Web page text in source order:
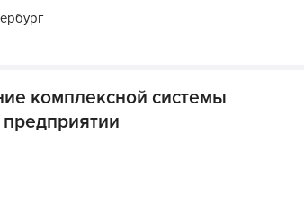
комплексной системы